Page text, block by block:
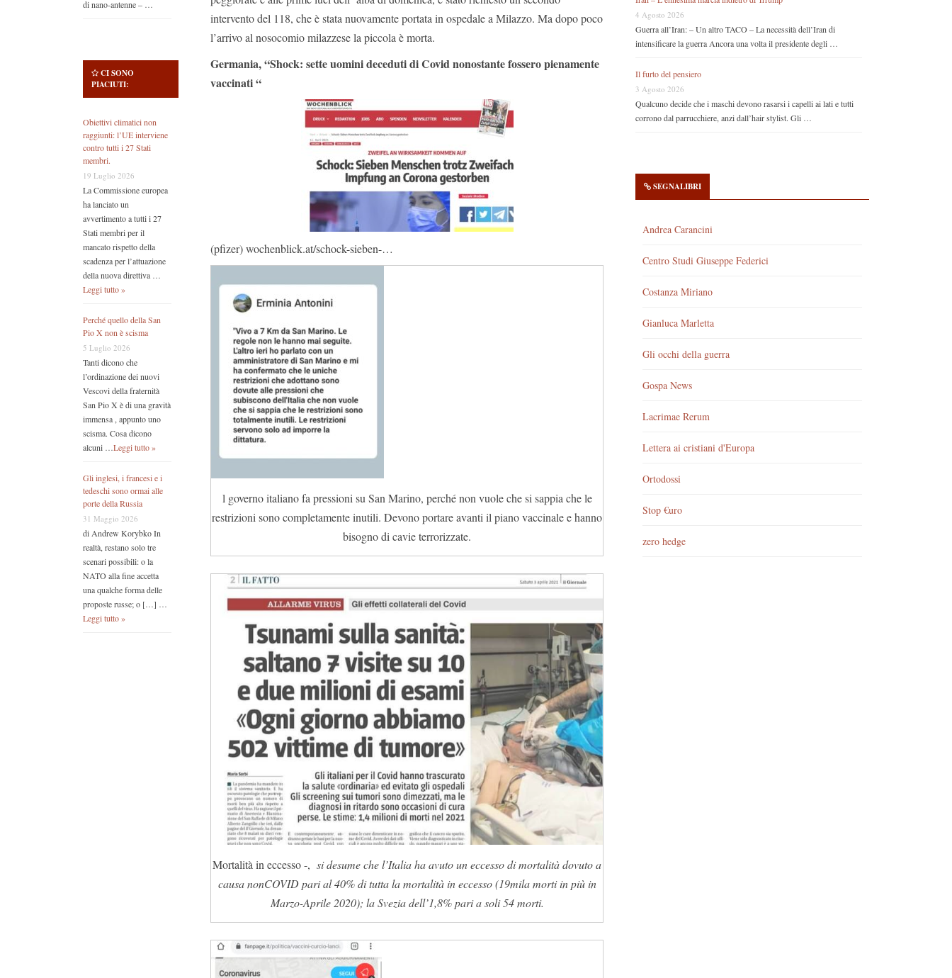
di nano-antenne – …
CI SONO
PIACIUTI:
Obiettivi climatici non
raggiunti: l’UE interviene
contro tutti i 27 Stati
membri.
19 Luglio 2026
La Commissione europea
ha lanciato un
avvertimento a tutti i 27
Stati membri per il
mancato rispetto della
scadenza per l’attuazione
della nuova direttiva …
Leggi tutto »
Perché quello della San
Pio X non è scisma
5 Luglio 2026
Tanti dicono che
l’ordinazione dei nuovi
Vescovi della fraternità
San Pio X è di una gravità
immensa , appunto uno
scisma. Cosa dicono
alcuni …Leggi tutto »
Gli inglesi, i francesi e i
tedeschi sono ormai alle
porte della Russia
31 Maggio 2026
di Andrew Korybko In
realtà, restano solo tre
scenari possibili: o la
NATO alla fine accetta
una qualche forma delle
proposte russe; o […] …
Leggi tutto »
intervento del 118, che è stata nuovamente portata in ospedale a Milazzo. Ma dopo poco
l’arrivo al nosocomio milazzese la piccola è morta.
Germania, “Shock: sette uomini deceduti di Covid nonostante fossero pienamente
vaccinati “
(pfizer) wochenblick.at/schock-sieben-…
l governo italiano fa pressioni su San Marino, perché non vuole che si sappia che le
restrizioni sono completamente inutili. Devono portare avanti il piano vaccinale e hanno
bisogno di cavie terrorizzate.
Mortalità in eccesso -, si desume che l’Italia ha avuto un eccesso di mortalità dovuto a
causa nonCOVID pari al 40% di tutta la mortalità in eccesso (19mila morti in più in
Marzo-Aprile 2020); la Svezia dell’1,8% pari a soli 54 morti.
4 Agosto 2026
Guerra all’Iran: – Un altro TACO – La necessità dell’Iran di
intensificare la guerra Ancora una volta il presidente degli …
Il furto del pensiero
3 Agosto 2026
Qualcuno decide che i maschi devono rasarsi i capelli ai lati e tutti
corrono dal parrucchiere, anzi dall’hair stylist. Gli …
SEGNALIBRI
Andrea Carancini
Centro Studi Giuseppe Federici
Costanza Miriano
Gianluca Marletta
Gli occhi della guerra
Gospa News
Lacrimae Rerum
Lettera ai cristiani d'Europa
Ortodossi
Stop €uro
zero hedge